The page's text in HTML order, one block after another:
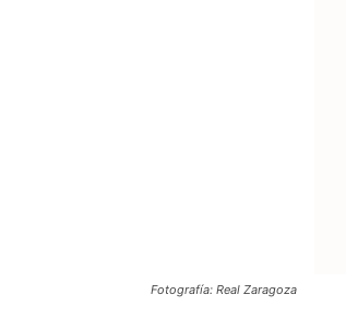
Fotografía: Real Zaragoza